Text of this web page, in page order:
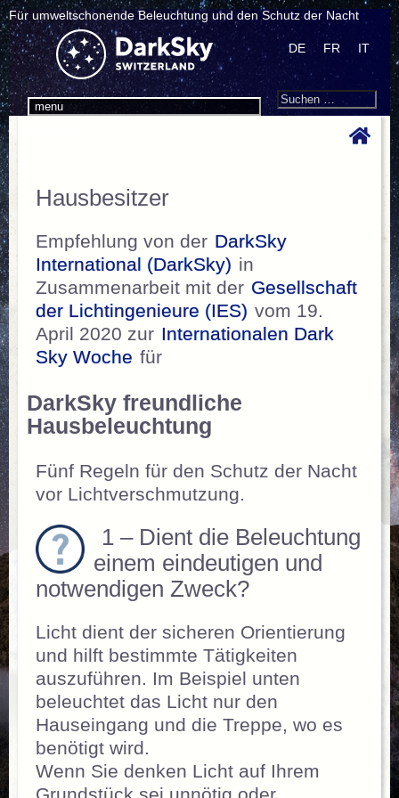
Für umweltschonende Beleuchtung und den Schutz der Nacht
menu
DE FR IT
Search
Suchen
Hausbesitzer
Empfehlung von der DarkSky
International (DarkSky) in
Zusammenarbeit mit der Gesellschaft
der Lichtingenieure (IES) vom 19.
April 2020 zur Internationalen Dark
Sky Woche für
DarkSky freundliche
Hausbeleuchtung
Fünf Regeln für den Schutz der Nacht
vor Lichtverschmutzung.
1 – Dient die Beleuchtung
einem eindeutigen und
notwendigen Zweck?
Licht dient der sicheren Orientierung
und hilft bestimmte Tätigkeiten
auszuführen. Im Beispiel unten
beleuchtet das Licht nur den
Hauseingang und die Treppe, wo es
benötigt wird.
Wenn Sie denken Licht auf Ihrem